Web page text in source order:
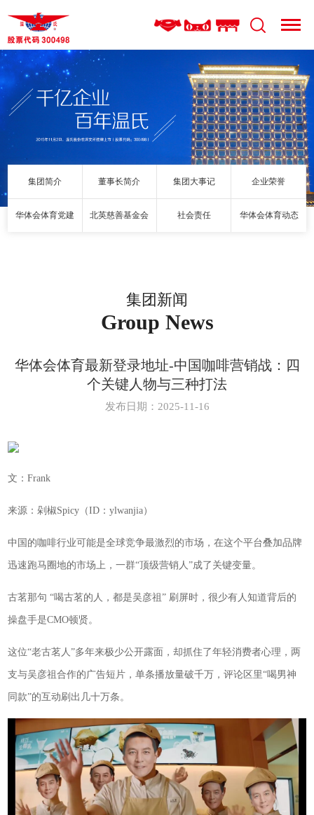
集团简介 董事长简介 集团大事记 企业荣誉
华体会体育党建 北英慈善基金会 社会责任 华体会体育动态
集团新闻
Group News
华体会体育最新登录地址-中国咖啡营销战：四
个关键人物与三种打法
发布日期：2025-11-16
文：Frank
来源：剁椒Spicy（ID：ylwanjia）
中国的咖啡行业可能是全球竞争最激烈的市场，在这个平台叠加品牌
迅速跑马圈地的市场上，一群“顶级营销人”成了关键变量。
古茗那句 “喝古茗的人，都是吴彦祖” 刷屏时，很少有人知道背后的
操盘手是CMO顿贤。
这位“老古茗人”多年来极少公开露面，却抓住了年轻消费者心理，两
支与吴彦祖合作的广告短片，单条播放量破千万，评论区里“喝男神
同款”的互动刷出几十万条。